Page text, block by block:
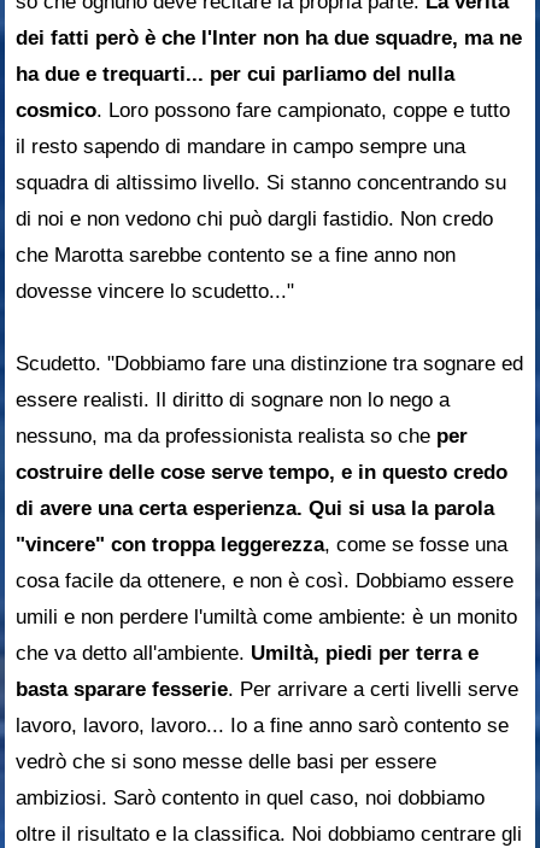
dei fatti però è che l'Inter non ha due squadre, ma ne
ha due e trequarti... per cui parliamo del nulla
cosmico. Loro possono fare campionato, coppe e tutto
il resto sapendo di mandare in campo sempre una
squadra di altissimo livello. Si stanno concentrando su
di noi e non vedono chi può dargli fastidio. Non credo
che Marotta sarebbe contento se a fine anno non
dovesse vincere lo scudetto..."
Scudetto. "Dobbiamo fare una distinzione tra sognare ed
essere realisti. Il diritto di sognare non lo nego a
nessuno, ma da professionista realista so che per
costruire delle cose serve tempo, e in questo credo
di avere una certa esperienza. Qui si usa la parola
"vincere" con troppa leggerezza, come se fosse una
cosa facile da ottenere, e non è così. Dobbiamo essere
umili e non perdere l'umiltà come ambiente: è un monito
che va detto all'ambiente. Umiltà, piedi per terra e
basta sparare fesserie. Per arrivare a certi livelli serve
lavoro, lavoro, lavoro... Io a fine anno sarò contento se
vedrò che si sono messe delle basi per essere
ambiziosi. Sarò contento in quel caso, noi dobbiamo
oltre il risultato e la classifica. Noi dobbiamo centrare gli